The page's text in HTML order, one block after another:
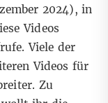
2024), in
Videos
Viele der
Videos für
Zu